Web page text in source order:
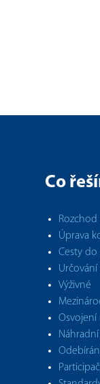
Co
Úprava
Cesty do
Výživné
Osvojení